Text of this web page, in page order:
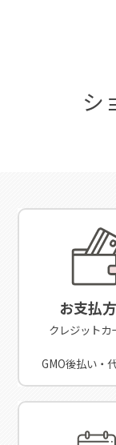
シ
お支払
クレジットカ
GMO後払い・